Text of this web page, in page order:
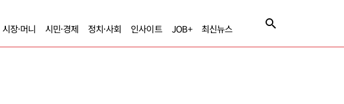
시장·머니 시민·경제 정치·사회 인사이트 JOB+ 최신뉴스